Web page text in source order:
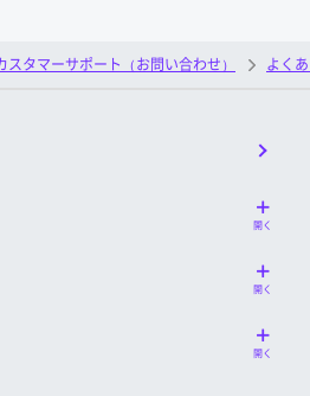
スタマーサポート（お問い合わせ） よく
開く
開く
開く